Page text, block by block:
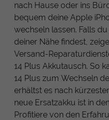
nach Hause oder ins
bequem deine Apple
wechseln lassen. Falls
deiner Nähe findest,
Versand-
14 Plus Akkutausch. So
14 Plus zum Wechseln
erhältst es nach
neue Ersatzakku ist in
Profitiere von den